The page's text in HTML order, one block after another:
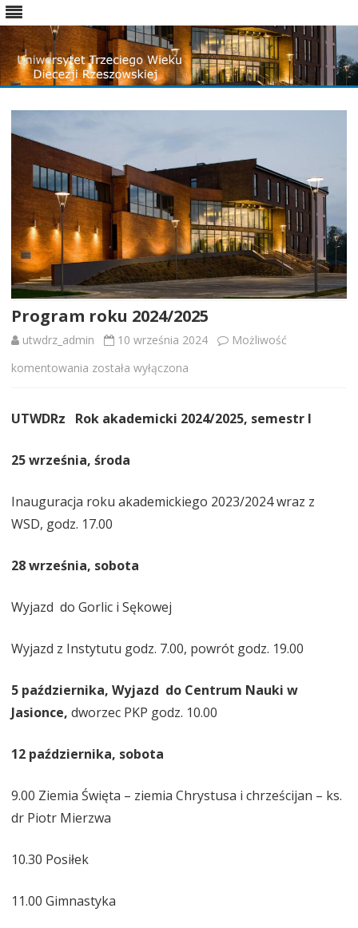
Skip
Program roku 2024/2025
utwdrz_admin 10 września 2024
Możliwość
komentowania Program
2024/2025
została wyłączona
UTWDRz Rok akademicki 2024/2025, semestr I
25 września, środa
Inauguracja roku akademickiego 2023/2024 wraz z
WSD, godz. 17.00
28 września, sobota
Wyjazd do Gorlic i Sękowej
Wyjazd z Instytutu godz. 7.00, powrót godz. 19.00
5 października, Wyjazd do Centrum Nauki w
Jasionce, dworzec PKP godz. 10.00
12 października, sobota
9.00 Ziemia Święta – ziemia Chrystusa i chrześcijan – ks.
dr Piotr Mierzwa
10.30 Posiłek
11.00 Gimnastyka